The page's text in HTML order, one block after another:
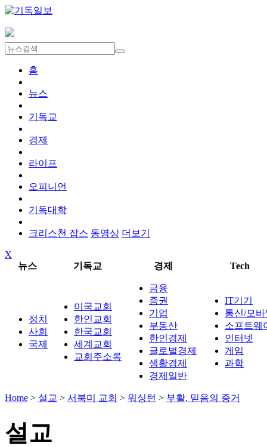
홈
뉴스
기독교
경제
라이프
오피니언
기독대학
크리스천 잡스 동영상 더보기
X
뉴스
기독교 경제 Tech
정치
사회
국제
미국교회
한인교회
한국교회
세계교회
교회주소록
금융
증권
기업
부동산
한인경제
글로벌경제
생활경제
경제일반
IT기기
통신/모
소프트웨
인터넷
게임
과학
Home > 설교 > 서북미 교회 > 워싱턴 > 부활, 믿음의 증거
설교